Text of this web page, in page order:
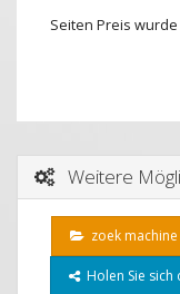
Seiten Preis wurde
Weitere
zoek
Holen Sie sich